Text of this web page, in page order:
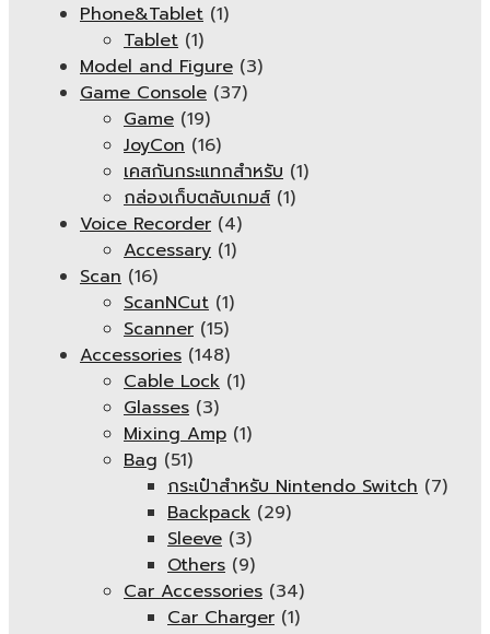
Phone&Tablet (1)
Tablet (1)
Model and Figure (3)
Game Console (37)
Game (19)
JoyCon (16)
เคสกันกระแทกสำหรับ (1)
กล่องเก็บตลับเกมส์ (1)
Voice Recorder (4)
Accessary (1)
Scan (16)
ScanNCut (1)
Scanner (15)
Accessories (148)
Cable Lock (1)
Glasses (3)
Mixing Amp (1)
Bag (51)
กระเป๋าสำหรับ Nintendo Switch (7)
Backpack (29)
Sleeve (3)
Others (9)
Car Accessories (34)
Car Charger (1)